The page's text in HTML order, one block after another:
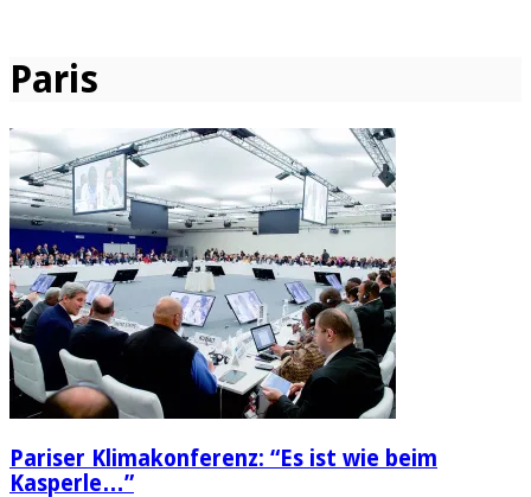
Paris
Pariser Klimakonferenz: “Es ist wie beim
Kasperle…”